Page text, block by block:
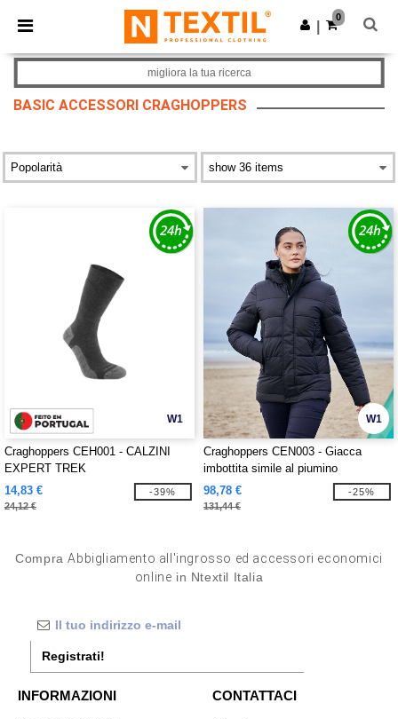
× App Ntextil
Prezzi migliori sull'app!
Scarica app
0
BASIC ACCESSORI CRAGHOPPERS
migliora la tua ricerca
W1
Craghoppers CEH001 - CALZINI
EXPERT TREK
14,83 €
24,12 €
-39%
W1
Craghoppers CEN003 - Giacca
imbottita simile al piumino
98,78 €
131,44 €
-25%
CompraAbbigliamento all'ingrosso ed accessori economici
online in Ntextil Italia
Registrati!
INFORMAZIONI CONTATTACI